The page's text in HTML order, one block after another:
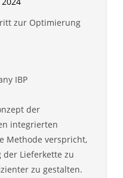
zur Optimierung
IBP
der
integrierten
Methode verspricht,
Lieferkette zu
zu gestalten.